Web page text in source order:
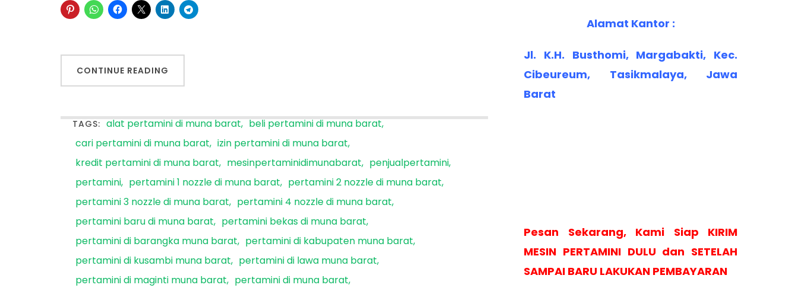
CONTINUE READING
TAGS: alat pertamini di muna barat beli pertamini di muna barat
cari pertamini di muna barat
izin pertamini di muna barat
kredit pertamini di muna barat
mesinpertaminidimunabarat
penjualpertamini
pertamini
pertamini 1 nozzle di muna barat
pertamini 2 nozzle di muna barat
pertamini 3 nozzle di muna barat
pertamini 4 nozzle di muna barat
pertamini baru di muna barat
pertamini bekas di muna barat
pertamini di barangka muna barat
pertamini di kabupaten muna barat
pertamini di kusambi muna barat
pertamini di lawa muna barat
pertamini di maginti muna barat
pertamini di muna barat
Alamat Kantor :
Jl. K.H. Busthomi, Margabakti, Kec.
Cibeureum, Tasikmalaya, Jawa
Barat
Pesan Sekarang, Kami Siap KIRIM
MESIN PERTAMINI DULU dan SETELAH
SAMPAI BARU LAKUKAN PEMBAYARAN